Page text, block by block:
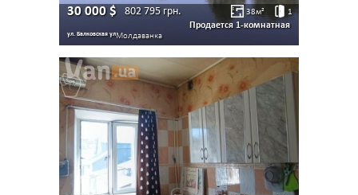
30 000$ 802 795грн. 38м² 1
Продается 1-комнатная
ул. Балковская улМолдаванка